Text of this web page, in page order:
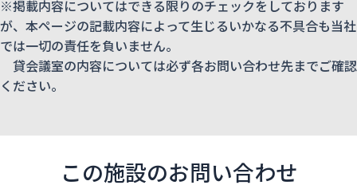
※掲載内容についてはできる限りのチェックをしております
が、本ページの記載内容によって生じるいかなる不具合も当社
では一切の責任を負いません。
貸会議室の内容については必ず各お問い合わせ先までご確認
ください。
この施設のお問い合わせ